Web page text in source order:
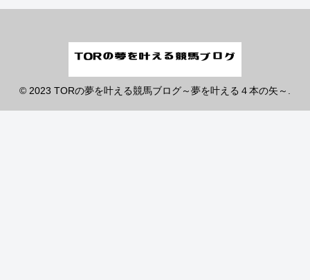
© 2023 TORの夢を叶える競馬ブログ～夢を叶える４本の矢～.